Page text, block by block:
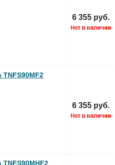
6 355 руб.
TNFS90MF2
6 355 руб.
TNFS90MHF2